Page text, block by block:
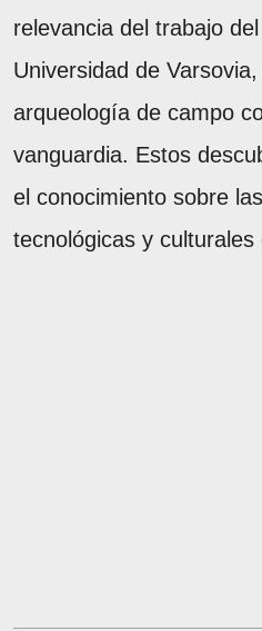
relevancia del trabajo
Universidad de
arqueología de campo
vanguardia. Estos
el conocimiento sobre
tecnológicas y